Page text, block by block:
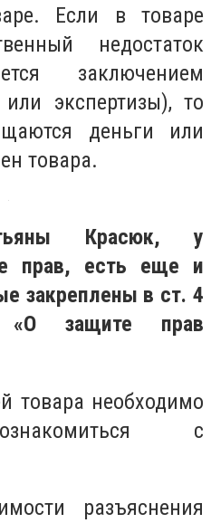
Если в товаре
недостаток
заключением
экспертизы), то
деньги или
товара.
Красюк, у
прав, есть еще и
закреплены в ст. 4
«О защите прав
товара необходимо
с
разъяснения